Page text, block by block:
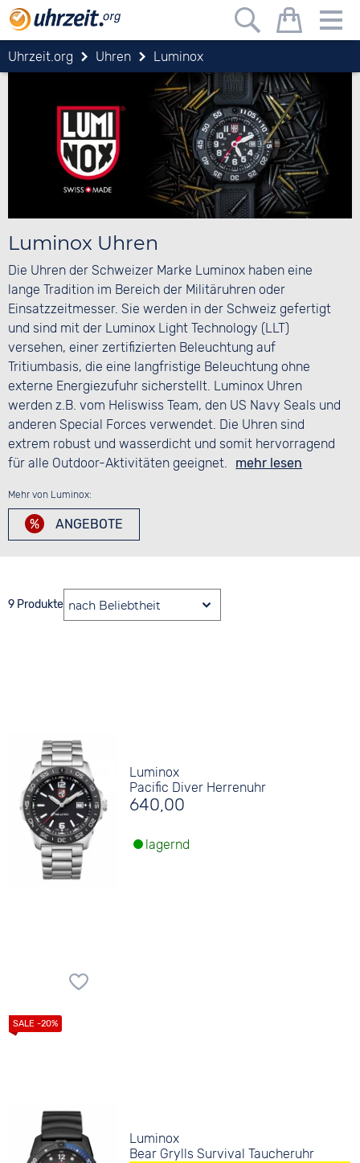
Uhrzeit.org Uhren Luminox
Luminox Uhren
Die Uhren der Schweizer Marke Luminox haben eine
lange Tradition im Bereich der Militäruhren oder
Einsatzzeitmesser. Sie werden in der Schweiz gefertigt
und sind mit der Luminox Light Technology (LLT)
versehen, einer zertifizierten Beleuchtung auf
Tritiumbasis, die eine langfristige Beleuchtung ohne
externe Energiezufuhr sicherstellt. Luminox Uhren
werden z.B. vom Heliswiss Team, den US Navy Seals und
anderen Special Forces verwendet. Die Uhren sind
extrem robust und wasserdicht und somit hervorragend
für alle Outdoor-Aktivitäten geeignet.
mehr lesen
Mehr von Luminox:
ANGEBOTE
9 Produkte
Luminox
Pacific Diver Herrenuhr
640,00
lagernd
Luminox
Bear Grylls Survival Taucheruhr